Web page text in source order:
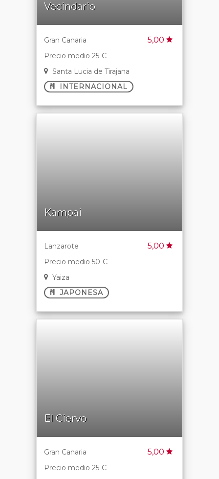
Vecindario
Gran Canaria 5,00
Precio medio 25 €
Santa Lucia de Tirajana
INTERNACIONAL
Kampai
Lanzarote 5,00
Precio medio 50 €
Yaiza
JAPONESA
El Ciervo
Gran Canaria 5,00
Precio medio 25 €